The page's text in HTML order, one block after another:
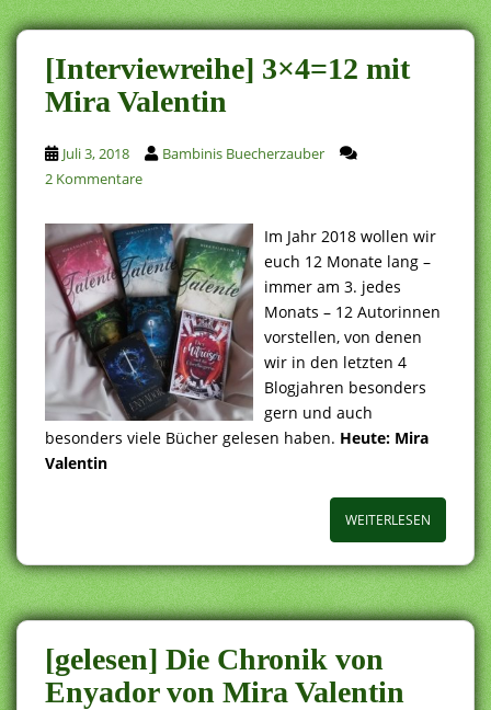
[Interviewreihe] 3×4=12 mit
Mira Valentin
Juli 3, 2018
Bambinis Buecherzauber
2 Kommentare
Im Jahr 2018 wollen wir
euch 12 Monate lang –
immer am 3. jedes
Monats – 12 Autorinnen
vorstellen, von denen
wir in den letzten 4
Blogjahren besonders
gern und auch
besonders viele Bücher gelesen haben. Heute: Mira
Valentin
WEITERLESEN
[gelesen] Die Chronik von
Enyador von Mira Valentin